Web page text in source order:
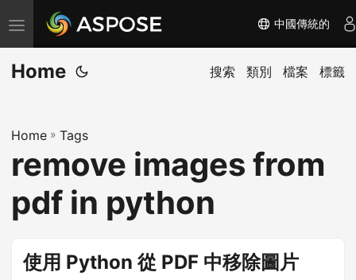
切
换
导
中國傳統的
Home 搜索 類別 檔案 標籤
Home » Tags
remove images from
pdf in python
使用 Python 從 PDF 中移除圖片